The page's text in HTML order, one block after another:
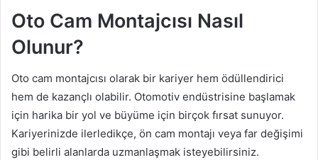
Oto Cam Montajcısı Nasıl
Olunur?
Oto cam montajcısı olarak bir kariyer hem ödüllendirici
hem de kazançlı olabilir. Otomotiv endüstrisine başlamak
için harika bir yol ve büyüme için birçok fırsat sunuyor.
Kariyerinizde ilerledikçe, ön cam montajı veya far değişimi
gibi belirli alanlarda uzmanlaşmak isteyebilirsiniz.